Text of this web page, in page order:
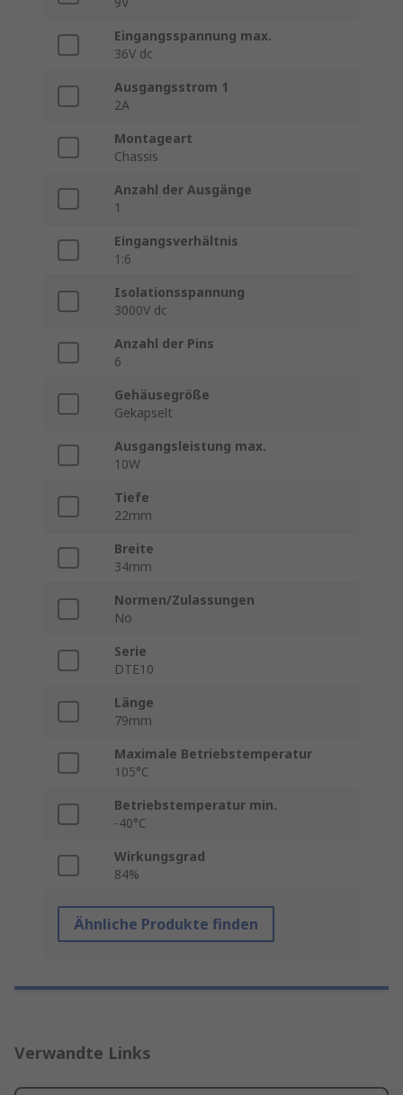
Eingangsspannung max.
36V dc
Ausgangsstrom 1
2A
Montageart
Chassis
Anzahl der Ausgänge
1
Eingangsverhältnis
1:6
Isolationsspannung
3000V dc
Anzahl der Pins
6
Gehäusegröße
Gekapselt
Ausgangsleistung max.
10W
Tiefe
22mm
Breite
34mm
Normen/Zulassungen
No
Serie
DTE10
Länge
79mm
Maximale Betriebstemperatur
105°C
Betriebstemperatur min.
-40°C
Wirkungsgrad
84%
Ähnliche Produkte finden
Verwandte Links